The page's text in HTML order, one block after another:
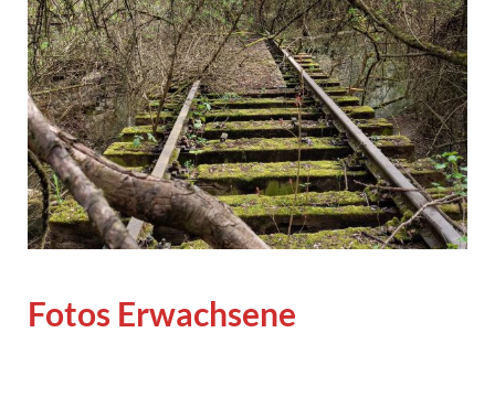
Fotos Erwachsene